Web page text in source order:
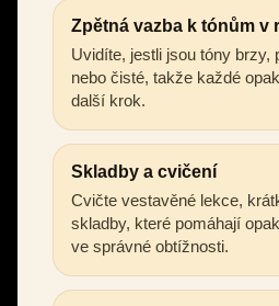
Zpětná vazba k tónům v
Uvidíte, jestli jsou tóny brzy,
nebo čisté, takže každé
další krok.
Skladby a cvičení
Cvičte vestavěné lekce,
skladby, které pomáhají
ve správné obtížnosti.